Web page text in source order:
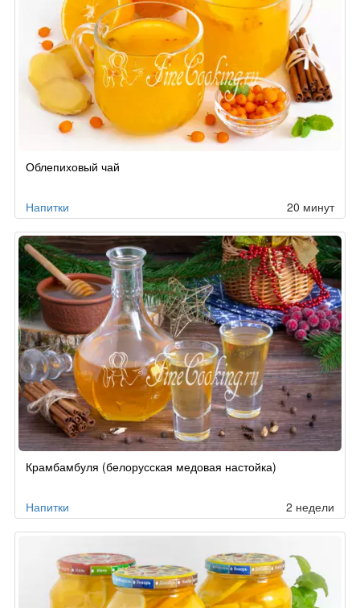
Облепиховый чай
Напитки 20 минут
Крамбамбуля (белорусская медовая настойка)
Напитки 2 недели